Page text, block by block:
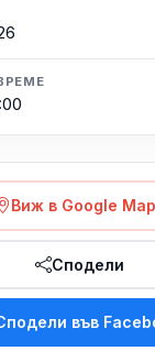
Виж в Google
Сподели
във